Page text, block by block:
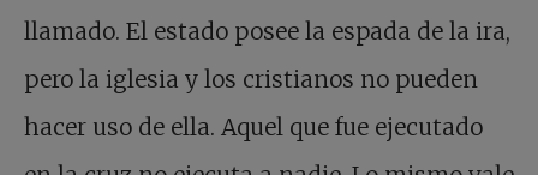
llamado. El estado posee la espada de la ira,
pero la iglesia y los cristianos no pueden
hacer uso de ella. Aquel que fue ejecutado